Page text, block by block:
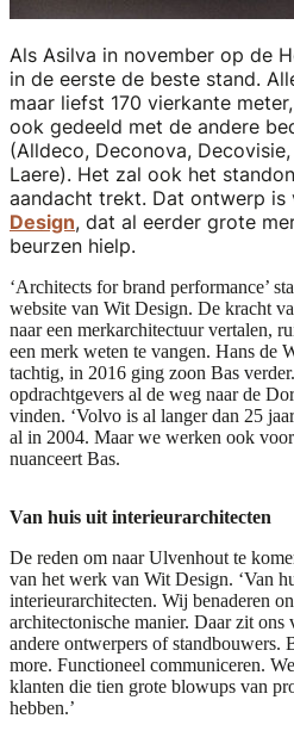
Als Asilva in november op de
in de eerste de beste stand.
maar liefst 170 vierkante
ook gedeeld met de andere
(Alldeco, Deconova,
Laere). Het zal ook het
aandacht trekt. Dat ontwerp is
Design, dat al eerder grote
beurzen hielp.
‘Architects for brand performance’
website van Wit Design. De kracht
naar een merkarchitectuur vertalen,
een merk weten te vangen. Hans de
tachtig, in 2016 ging zoon Bas
opdrachtgevers al de weg naar de
vinden. ‘Volvo is al langer dan 25
al in 2004. Maar we werken ook
nuanceert Bas.
Van huis uit interieurarchitecten
De reden om naar Ulvenhout te
van het werk van Wit Design. ‘Van
interieurarchitecten. Wij benaderen
architectonische manier. Daar zit
andere ontwerpers of standbouwers.
more. Functioneel communiceren.
klanten die tien grote blowups van
hebben.’